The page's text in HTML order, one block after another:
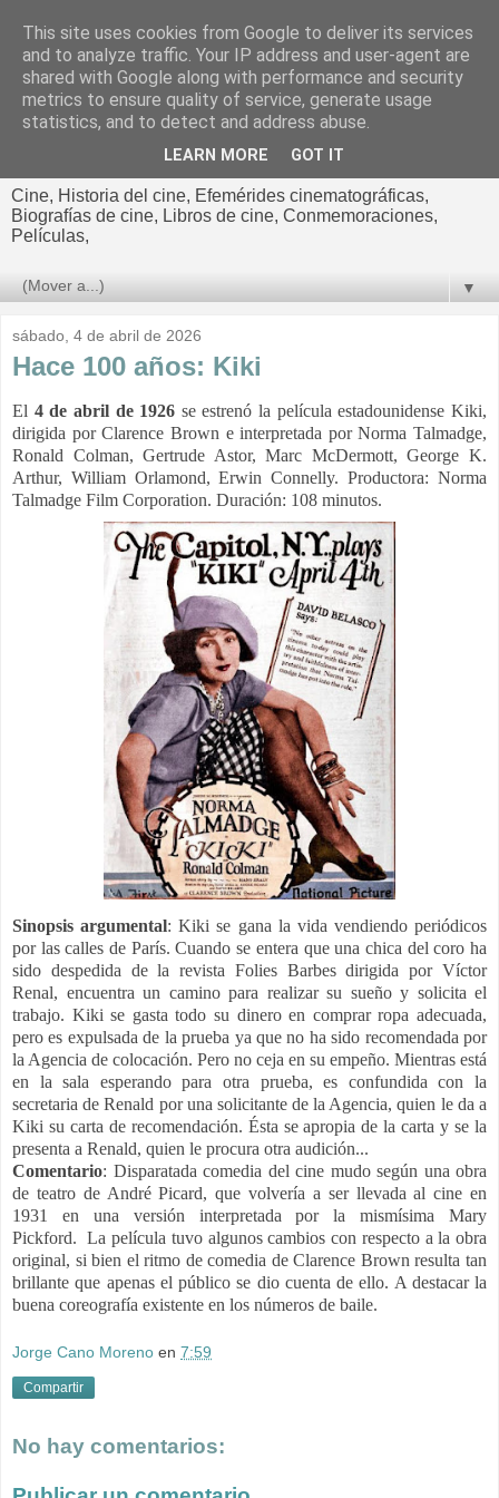
El cultural
cinematográfico de Jorge
Cine, Historia del cine, Efemérides cinematográficas,
Biografías de cine, Libros de cine, Conmemoraciones,
Películas,
▼
sábado, 4 de abril de 2026
Hace 100 años: Kiki
El 4 de abril de 1926 se estrenó la película estadounidense Kiki,
dirigida por Clarence Brown e interpretada por Norma Talmadge,
Ronald Colman, Gertrude Astor, Marc McDermott, George K.
Arthur, William Orlamond, Erwin Connelly. Productora: Norma
Talmadge Film Corporation. Duración: 108 minutos.
Sinopsis argumental: Kiki se gana la vida vendiendo periódicos
por las calles de París. Cuando se entera que una chica del coro ha
sido despedida de la revista Folies Barbes dirigida por Víctor
Renal, encuentra un camino para realizar su sueño y solicita el
trabajo. Kiki se gasta todo su dinero en comprar ropa adecuada,
pero es expulsada de la prueba ya que no ha sido recomendada por
la Agencia de colocación. Pero no ceja en su empeño. Mientras está
en la sala esperando para otra prueba, es confundida con la
secretaria de Renald por una solicitante de la Agencia, quien le da a
Kiki su carta de recomendación. Ésta se apropia de la carta y se la
presenta a Renald, quien le procura otra audición...
Comentario: Disparatada comedia del cine mudo según una obra
de teatro de André Picard, que volvería a ser llevada al cine en
1931 en una versión interpretada por la mismísima Mary
Pickford. La película tuvo algunos cambios con respecto a la obra
original, si bien el ritmo de comedia de Clarence Brown resulta tan
brillante que apenas el público se dio cuenta de ello. A destacar la
buena coreografía existente en los números de baile.
Jorge Cano Moreno en 7:59
Compartir
No hay comentarios:
This site uses cookies from Google to deliver its services
and to analyze traffic. Your IP address and user-agent are
shared with Google along with performance and security
metrics to ensure quality of service, generate usage
statistics, and to detect and address abuse.
LEARN MORE GOT IT